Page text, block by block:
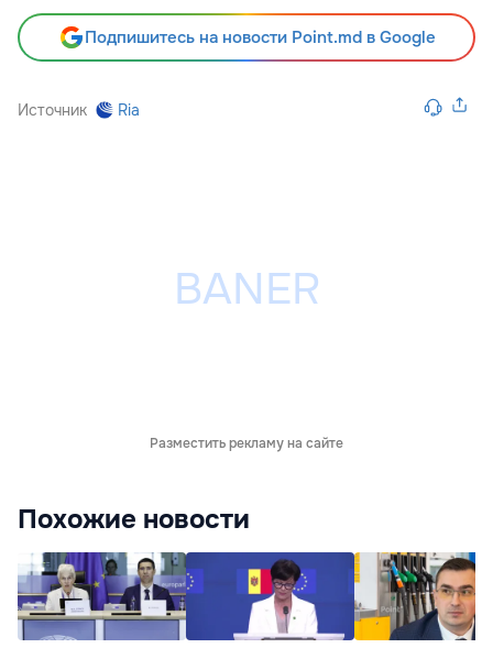
Подпишитесь на новости Point.md в Google
Источник Ria
Разместить рекламу на сайте
Похожие новости